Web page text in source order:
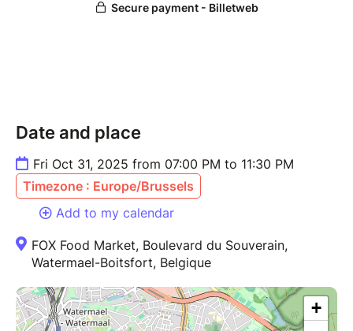
Date and place
Fri Oct 31, 2025 from 07:00 PM to 11:30 PM
Timezone : Europe/Brussels
Add to my calendar
FOX Food Market, Boulevard du Souverain,
Watermael-Boitsfort, Belgique
+